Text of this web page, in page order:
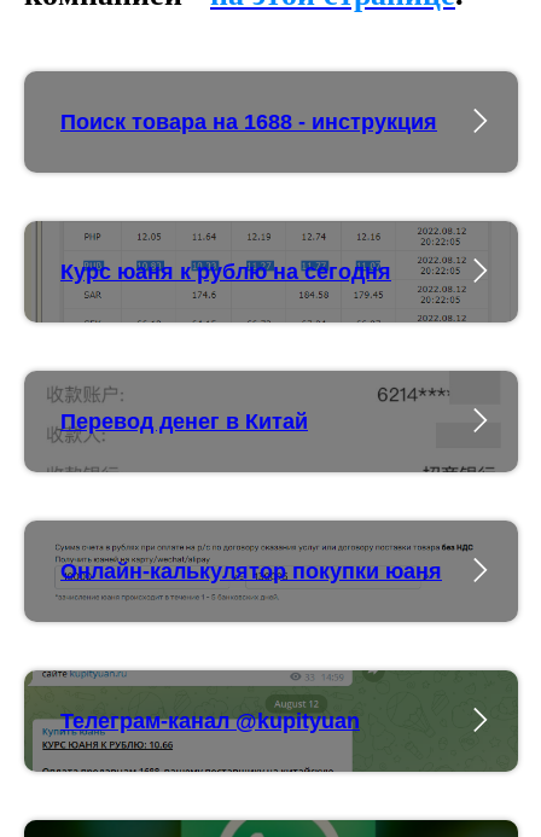
Поиск товара на 1688 - инструкция
Курс юаня к рублю на сегодня
Перевод денег в Китай
Онлайн-калькулятор покупки юаня
Телеграм-канал @kupityuan